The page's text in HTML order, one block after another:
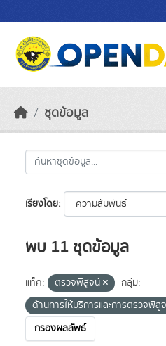
ชุดข้อมูล
เรียงโดย
พบ 11 ชุดข้อมูล
แท็ค: ตรวจพิสูจน์
กลุ่ม:
ด้านการให้บริการและการตรวจพิสู
กรองผลลัพธ์